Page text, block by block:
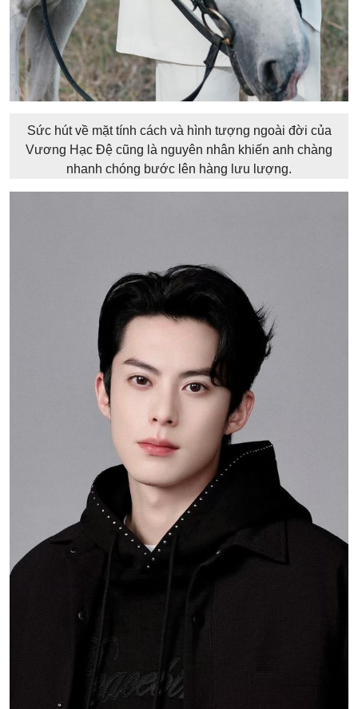
Sức hút về mặt tính cách và hình tượng ngoài đời của
Vương Hạc Đệ cũng là nguyên nhân khiến anh chàng
nhanh chóng bước lên hàng lưu lượng.